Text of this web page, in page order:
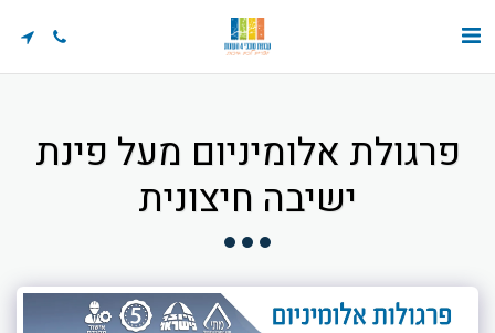
פרגולת אלומיניום מעל פינת
ישיבה חיצונית